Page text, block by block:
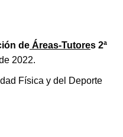
de Áreas-Tutores 2ª
2022.
Física y del Deporte